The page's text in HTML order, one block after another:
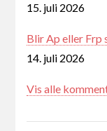
15. juli 2026
Blir Ap eller Frp
14. juli 2026
Vis alle